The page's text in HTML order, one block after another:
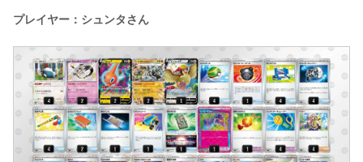
プレイヤー：シュンタさん